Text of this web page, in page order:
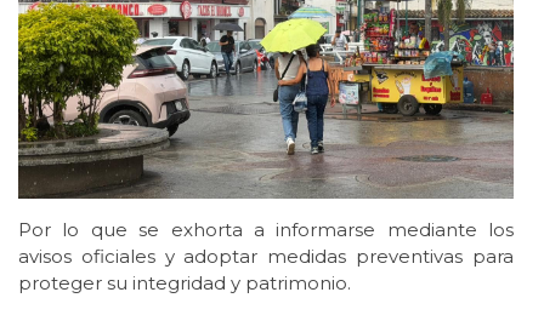
Por lo que se exhorta a informarse mediante los
avisos oficiales y adoptar medidas preventivas para
proteger su integridad y patrimonio.